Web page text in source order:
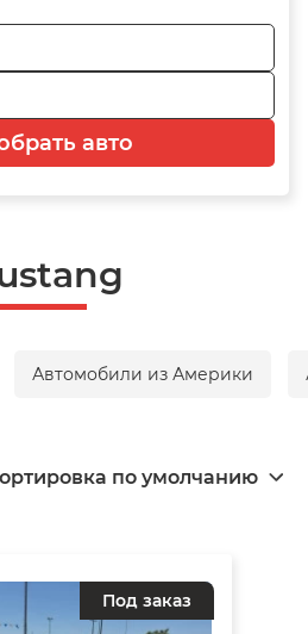
авто
Автомобили из Америки
по умолчанию
Под заказ